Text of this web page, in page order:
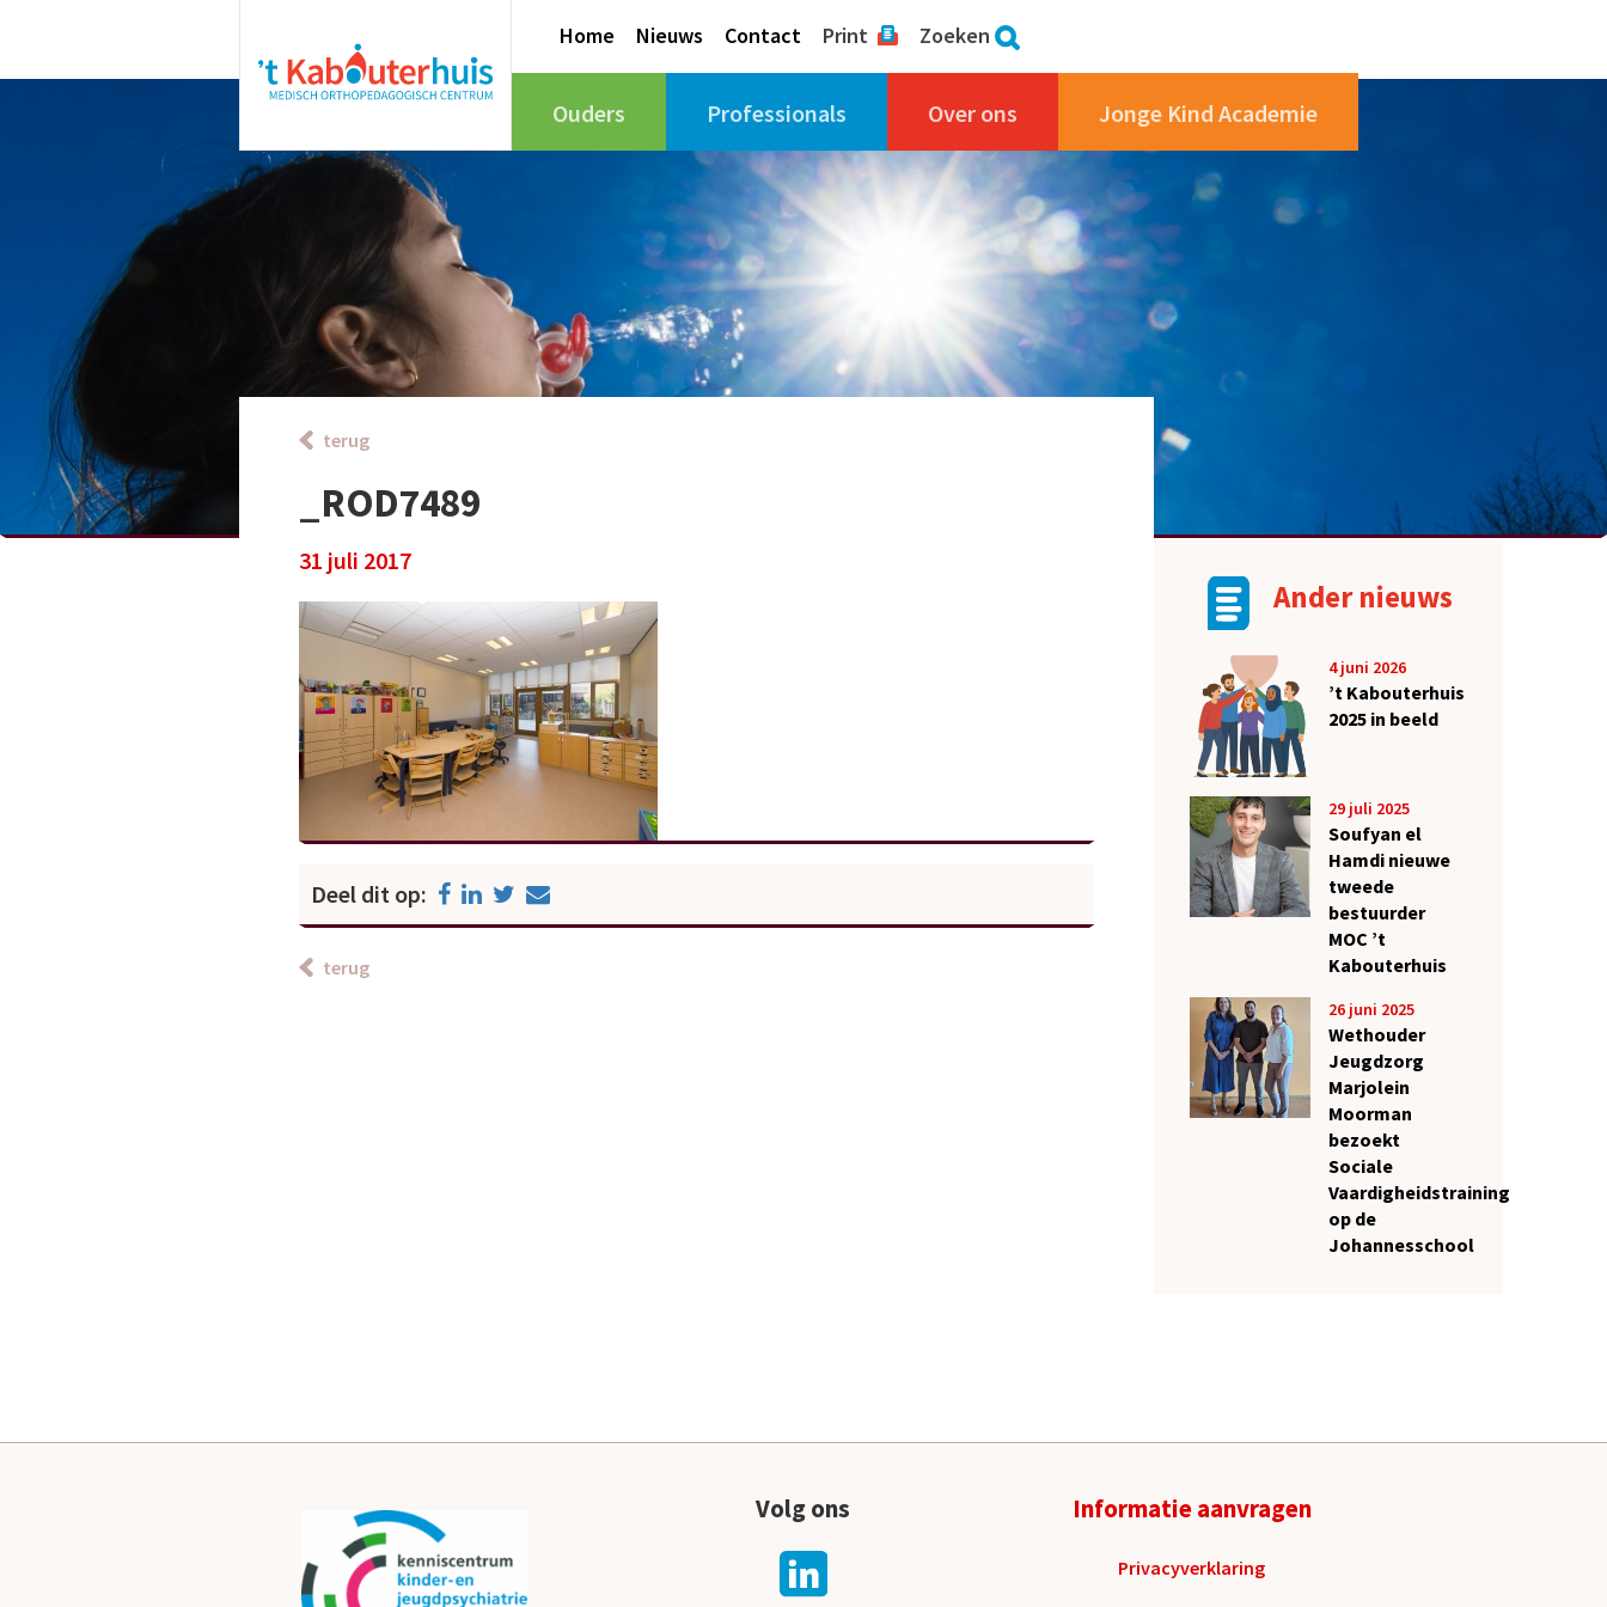
Home Nieuws Contact Print Zoeken
Ouders Professionals Over ons Jonge Kind Academie
terug
_ROD7489
31 juli 2017
Deel dit op:
terug
Ander nieuws
4 juni 2026
’t Kabouterhuis
2025 in beeld
29 juli 2025
Soufyan el
Hamdi nieuwe
tweede
bestuurder
MOC ’t
Kabouterhuis
26 juni 2025
Wethouder
Jeugdzorg
Marjolein
Moorman
bezoekt
Sociale
Vaardigheidstraining
op de
Johannesschool
Volg ons Informatie aanvragen
Privacyverklaring